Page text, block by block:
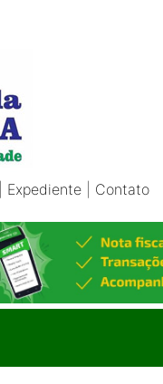
Expediente Contato